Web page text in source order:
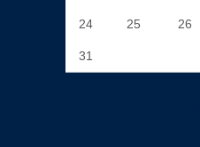
24 25 26
31